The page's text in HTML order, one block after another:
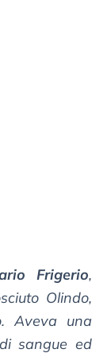
Frigerio,
Olindo,
Aveva una
sangue ed